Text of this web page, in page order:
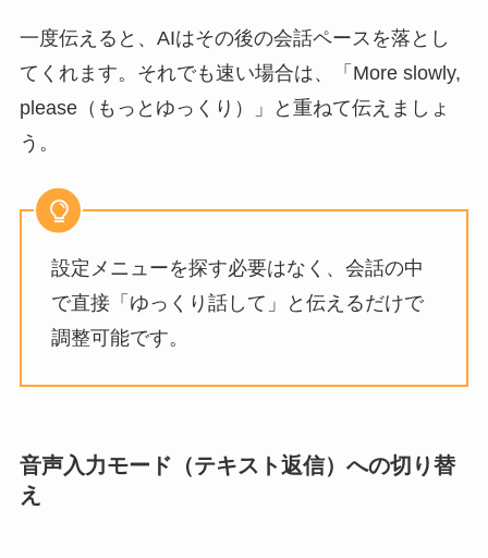
一度伝えると、AIはその後の会話ペースを落とし
てくれます。それでも速い場合は、「More slowly,
please（もっとゆっくり）」と重ねて伝えましょ
う。
設定メニューを探す必要はなく、会話の中
で直接「ゆっくり話して」と伝えるだけで
調整可能です。
音声入力モード（テキスト返信）への切り替
え